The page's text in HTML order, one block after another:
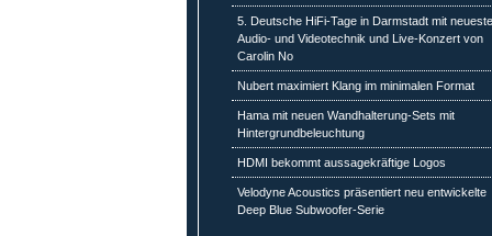
5. Deutsche HiFi-Tage in Darmstadt mit
Audio- und Videotechnik und Live-Konzert von
Carolin No
Nubert maximiert Klang im minimalen Format
Hama mit neuen Wandhalterung-Sets mit
Hintergrundbeleuchtung
HDMI bekommt aussagekräftige Logos
Velodyne Acoustics präsentiert neu entwickelte
Deep Blue Subwoofer-Serie